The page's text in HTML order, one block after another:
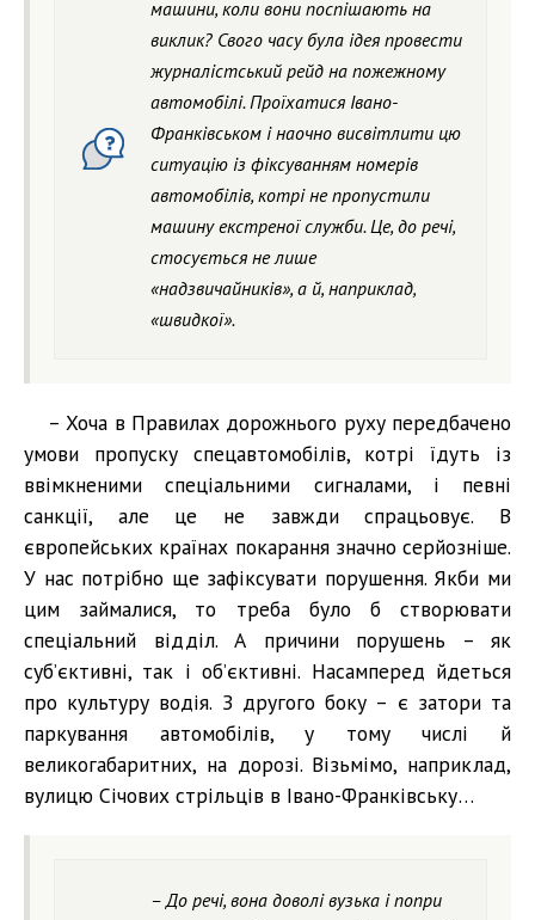
машини, коли вони поспішають на
виклик? Свого часу була ідея провести
журналістський рейд на пожежному
автомобілі. Проїхатися Івано-
Франківськом і наочно висвітлити цю
ситуацію із фіксуванням номерів
автомобілів, котрі не пропустили
машину екстреної служби. Це, до речі,
стосується не лише
«надзвичайників», а й, наприклад,
«швидкої».
– Хоча в Правилах дорожнього руху передбачено
умови пропуску спецавтомобілів, котрі їдуть із
ввімкненими спеціальними сигналами, і певні
санкції, але це не завжди спрацьовує. В
європейських країнах покарання значно серйозніше.
У нас потрібно ще зафіксувати порушення. Якби ми
цим займалися, то треба було б створювати
спеціальний відділ. А причини порушень – як
суб’єктивні, так і об’єктивні. Насамперед йдеться
про культуру водія. З другого боку – є затори та
паркування автомобілів, у тому числі й
великогабаритних, на дорозі. Візьмімо, наприклад,
вулицю Січових стрільців в Івано-Франківську…
– До речі, вона доволі вузька і попри